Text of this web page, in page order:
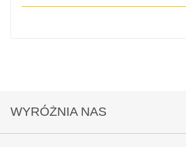
WYRÓŻNIA NAS